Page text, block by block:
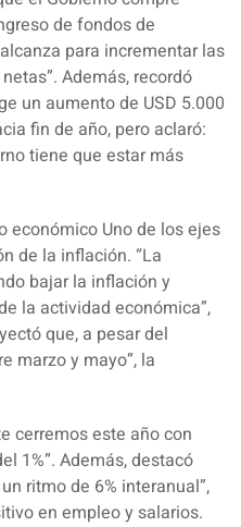
de fondos de
para incrementar las
Además, recordó
un aumento de USD 5.000
fin de año, pero aclaró:
tiene que estar más
económico Uno de los ejes
de la inflación. “La
bajar la inflación y
la actividad económica”,
que, a pesar del
marzo y mayo”, la
cerremos este año con
1%”. Además, destacó
ritmo de 6% interanual”,
en empleo y salarios.